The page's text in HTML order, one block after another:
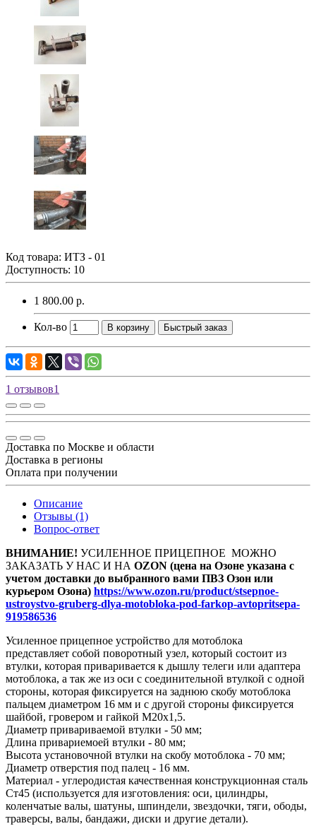
Код товара: ИТЗ - 01
Доступность: 10
1 800.00 р.
Кол-во В корзину Быстрый заказ
1 отзывов1
Доставка по Москве и области
Доставка в регионы
Оплата при получении
Описание
Отзывы (1)
Вопрос-ответ
ВНИМАНИЕ! УСИЛЕННОЕ ПРИЦЕПНОЕ МОЖНО
ЗАКАЗАТЬ У НАС И НА OZON (цена на Озоне указана с
учетом доставки до выбранного вами ПВЗ Озон или
курьером Озона) https://www.ozon.ru/product/stsepnoe-
ustroystvo-gruberg-dlya-motobloka-pod-farkop-avtopritsepa-
919586536
Усиленное прицепное устройство для мотоблока
представляет собой поворотный узел, который состоит из
втулки, которая приваривается к дышлу телеги или адаптера
мотоблока, а так же из оси с соединительной втулкой с одной
стороны, которая фиксируется на заднюю скобу мотоблока
пальцем диаметром 16 мм и с другой стороны фиксируется
шайбой, гровером и гайкой М20х1,5.
Диаметр привариваемой втулки - 50 мм;
Длина привариемоей втулки - 80 мм;
Высота установочной втулки на скобу мотоблока - 70 мм;
Диаметр отверстия под палец - 16 мм.
Материал - углеродистая качественная конструкционная сталь
Ст45 (используется для изготовления: оси, цилиндры,
коленчатые валы, шатуны, шпиндели, звездочки, тяги, ободы,
траверсы, валы, бандажи, диски и другие детали).